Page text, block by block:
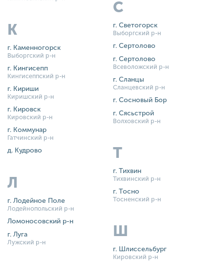
К
г. Каменногорск
Выборгский р-н
г. Кингисепп
Кингисеппский р-н
г. Кириши
Киришский р-н
г. Кировск
Кировский р-н
г. Коммунар
Гатчинский р-н
д. Кудрово
Л
г. Лодейное Поле
Лодейнопольский р-н
Ломоносовский р-н
г. Луга
Лужский р-н
С
г. Светогорск
Выборгский р-н
г. Сертолово
г. Сертолово
Всеволожский р-н
г. Сланцы
Сланцевский р-н
г. Сосновый Бор
г. Сясьстрой
Волховский р-н
Т
г. Тихвин
Тихвинский р-н
г. Тосно
Тосненский р-н
Ш
г. Шлиссельбург
Кировский р-н